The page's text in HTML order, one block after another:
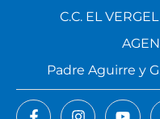
C.C. EL
Padre Aguirre y